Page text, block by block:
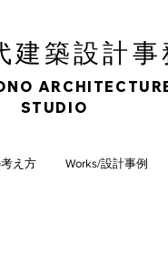
建築設計事
STUDIO
え方 Works/設計事例